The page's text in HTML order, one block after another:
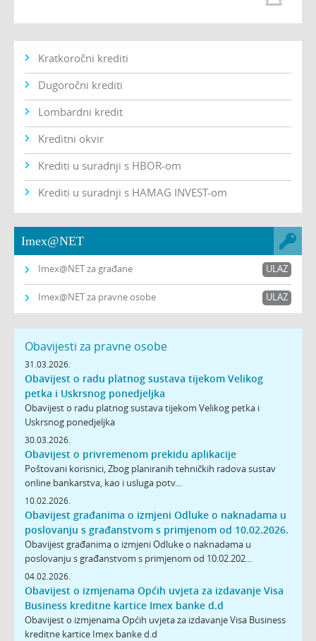
Kratkoročni krediti
Dugoročni krediti
Lombardni kredit
Kreditni okvir
Krediti u suradnji s HBOR-om
Krediti u suradnji s HAMAG INVEST-om
Imex@NET
Imex@NET za građane ULAZ
Imex@NET za pravne osobe ULAZ
Obavijesti za pravne osobe
31.03.2026.
Obavijest o radu platnog sustava tijekom Velikog
petka i Uskrsnog ponedjeljka
Obavijest o radu platnog sustava tijekom Velikog petka i
Uskrsnog ponedjeljka
30.03.2026.
Obavijest o privremenom prekidu aplikacije
Poštovani korisnici, Zbog planiranih tehničkih radova sustav
online bankarstva, kao i usluga potv...
10.02.2026.
Obavijest građanima o izmjeni Odluke o naknadama u
poslovanju s građanstvom s primjenom od 10.02.2026.
Obavijest građanima o izmjeni Odluke o naknadama u
poslovanju s građanstvom s primjenom od 10.02.202...
04.02.2026.
Obavijest o izmjenama Općih uvjeta za izdavanje Visa
Business kreditne kartice Imex banke d.d
Obavijest o izmjenama Općih uvjeta za izdavanje Visa Business
kreditne kartice Imex banke d.d